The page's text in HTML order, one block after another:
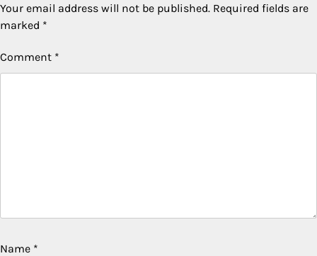
Your email address will not be published. Required fields are
marked *
Comment *
Name *